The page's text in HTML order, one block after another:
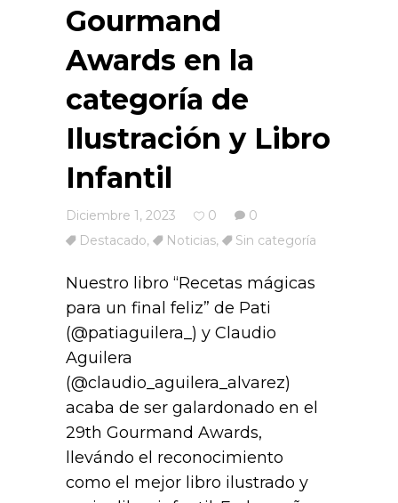
Gourmand
Awards en la
categoría de
Ilustración y Libro
Infantil
Diciembre 1, 2023 0
0
Destacado, Noticias, Sin categoría
Nuestro libro “Recetas mágicas
para un final feliz” de Pati
(@patiaguilera_) y Claudio
Aguilera
(@claudio_aguilera_alvarez)
acaba de ser galardonado en el
29th Gourmand Awards,
llevándo el reconocimiento
como el mejor libro ilustrado y